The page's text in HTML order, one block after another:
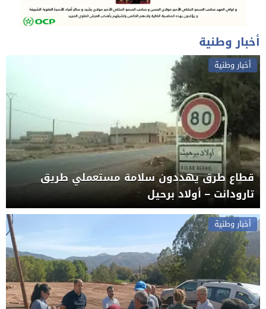
أخبار وطنية
أخبار وطنية
قطاع طرق يهددون سلامة مستعملي طريق
تارودانت – أولاد برحيل
أخبار وطنية